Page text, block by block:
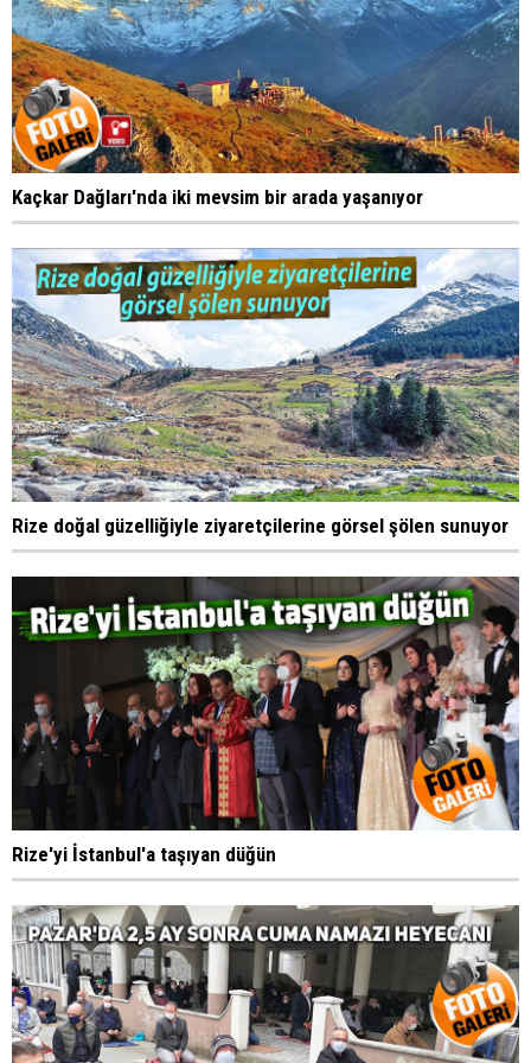
Kaçkar Dağları'nda iki mevsim bir arada yaşanıyor
Rize doğal güzelliğiyle ziyaretçilerine görsel şölen sunuyor
Rize'yi İstanbul'a taşıyan düğün